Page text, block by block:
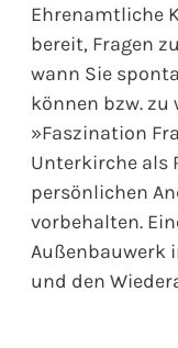
Ehrenamtliche
bereit, Fragen
wann Sie
können bzw. zu
»Faszination
Unterkirche als
persönlichen
vorbehalten.
Außenbauwerk
und den